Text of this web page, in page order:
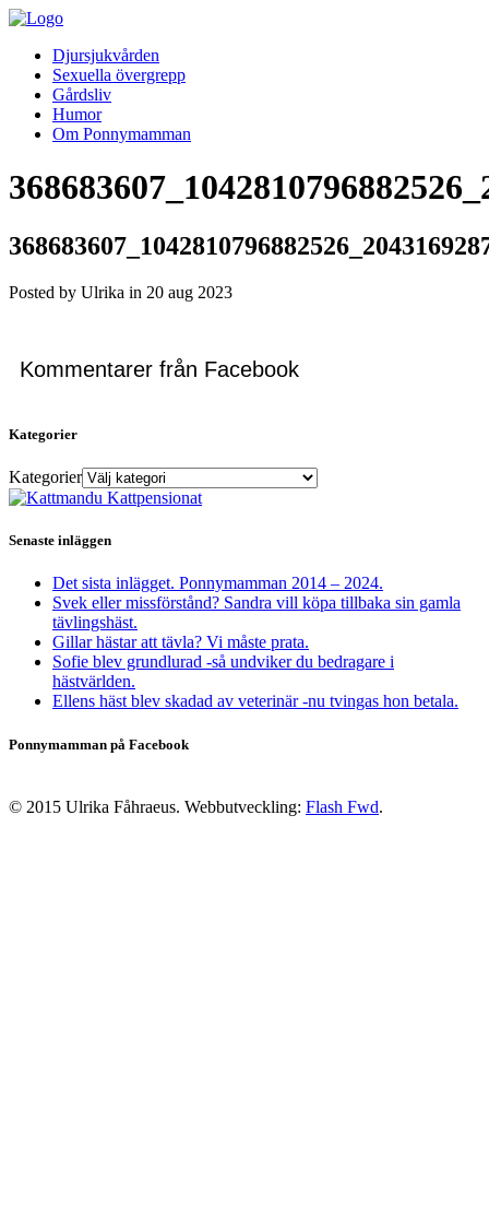
Djursjukvården
Sexuella övergrepp
Gårdsliv
Humor
Om Ponnymamman
Posted by Ulrika in 20 aug 2023
Kommentarer från Facebook
Kategorier
Kategorier
Senaste inläggen
Det sista inlägget. Ponnymamman 2014 – 2024.
Svek eller missförstånd? Sandra vill köpa tillbaka sin gamla
tävlingshäst.
Gillar hästar att tävla? Vi måste prata.
Sofie blev grundlurad -så undviker du bedragare i
hästvärlden.
Ellens häst blev skadad av veterinär -nu tvingas hon betala.
Ponnymamman på Facebook
© 2015 Ulrika Fåhraeus. Webbutveckling: Flash Fwd.